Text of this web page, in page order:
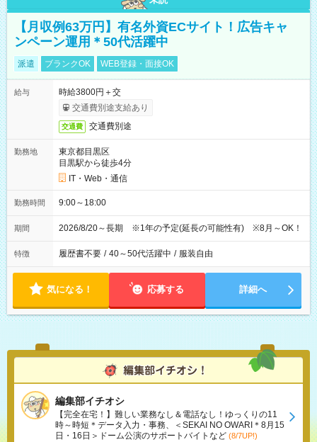
【月収例63万円】有名外資ECサイト！広告キャ
ンペーン運用＊50代活躍中
派遣 ブランクOK WEB登録・面接OK
給与
時給3800円＋交
交通費別途支給あり
交通費 交通費別途
勤務地
東京都目黒区
目黒駅から徒歩4分
IT・Web・通信
勤務時間 9:00～18:00
期間 2026/8/20～長期 ※1年の予定(延長の可能性有) ※8月～OK！
特徴 履歴書不要 / 40～50代活躍中 / 服装自由
気になる！ 応募する 詳細へ
編集部イチオシ
【完全在宅！】難しい業務なし＆電話なし！ゆっくりの11
時～時短＊データ入力・事務、＜SEKAI NO OWARI＊8月15
日・16日＞ドーム公演のサポートバイトなど (8/7UP!)